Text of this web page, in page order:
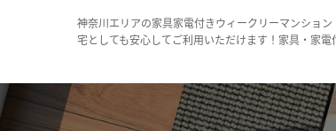
神奈川エリアの家具家電付きウィークリーマンショ
宅としても安心してご利用いただけます！家具・家電